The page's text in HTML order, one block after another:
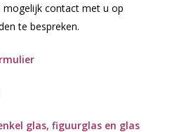
mogelijk contact met u op
te bespreken.
glas, figuurglas en glas